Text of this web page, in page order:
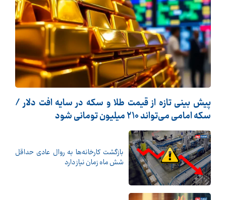
پیش بینی تازه از قیمت طلا و سکه در سایه افت دلار /
سکه امامی می‌تواند ۲۱۰ میلیون تومانی شود
بازگشت کارخانه‌ها به روال عادی حداقل
شش ماه زمان نیاز دارد